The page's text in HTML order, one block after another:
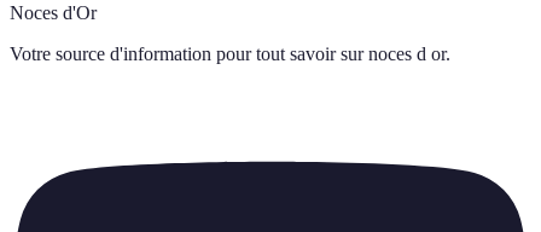
Noces d'Or
Votre source d'information pour tout savoir sur noces d or.